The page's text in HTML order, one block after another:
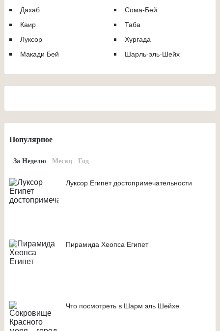
Дахаб
Каир
Луксор
Макади Бей
Сома-Бей
Таба
Хургада
Шарль-эль-Шейх
Популярное
За Неделю Месяц Год
Луксор Египет достопримечательности
Пирамида Хеопса Египет
Что посмотреть в Шарм эль Шейхе